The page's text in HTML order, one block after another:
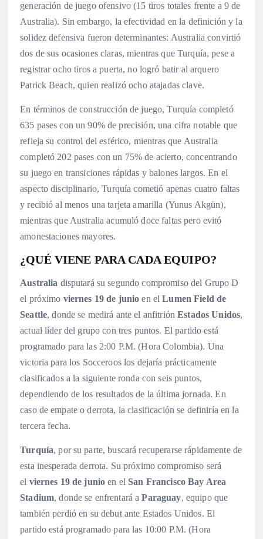
generación de juego ofensivo (15 tiros totales frente a 9 de
Australia). Sin embargo, la efectividad en la definición y la
solidez defensiva fueron determinantes: Australia convirtió
dos de sus ocasiones claras, mientras que Turquía, pese a
registrar ocho tiros a puerta, no logró batir al arquero
Patrick Beach, quien realizó ocho atajadas clave.
En términos de construcción de juego, Turquía completó
635 pases con un 90% de precisión, una cifra notable que
refleja su control del esférico, mientras que Australia
completó 202 pases con un 75% de acierto, concentrando
su juego en transiciones rápidas y balones largos. En el
aspecto disciplinario, Turquía cometió apenas cuatro faltas
y recibió al menos una tarjeta amarilla (Yunus Akgün),
mientras que Australia acumuló doce faltas pero evitó
amonestaciones mayores.
¿QUÉ VIENE PARA CADA EQUIPO?
Australia disputará su segundo compromiso del Grupo D
el próximo viernes 19 de junio en elLumen Field de
Seattle, donde se medirá ante el anfitriónEstados Unidos,
actual líder del grupo con tres puntos. El partido está
programado para las 2:00 P.M. (Hora Colombia). Una
victoria para los Socceroos los dejaría prácticamente
clasificados a la siguiente ronda con seis puntos,
dependiendo de los resultados de la última jornada. En
caso de empate o derrota, la clasificación se definiría en la
tercera fecha.
Turquía, por su parte, buscará recuperarse rápidamente de
esta inesperada derrota. Su próximo compromiso será
el viernes 19 de junio en el San Francisco Bay Area
Stadium, donde se enfrentará aParaguay, equipo que
también perdió en su debut ante Estados Unidos. El
partido está programado para las 10:00 P.M. (Hora